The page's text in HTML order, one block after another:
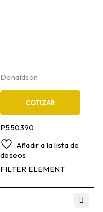
Donaldson
COTIZAR
P550390
Añadir a la lista de
deseos
FILTER ELEMENT